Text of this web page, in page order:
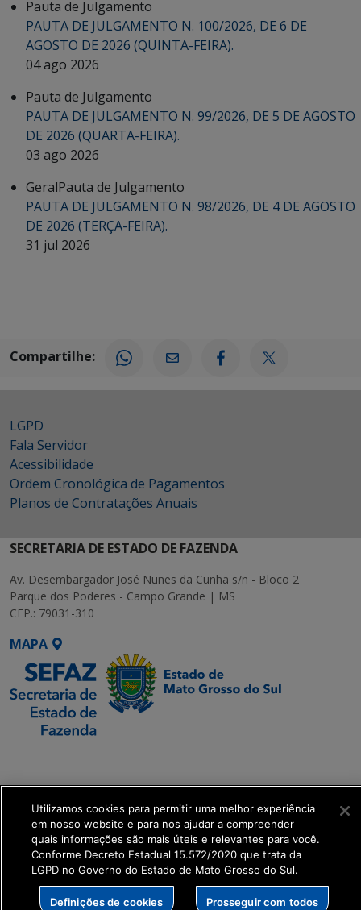
Pauta de Julgamento
PAUTA DE JULGAMENTO N. 100/2026, DE 6 DE
AGOSTO DE 2026 (QUINTA-FEIRA).
04 ago 2026
Pauta de Julgamento
PAUTA DE JULGAMENTO N. 99/2026, DE 5 DE AGOSTO
DE 2026 (QUARTA-FEIRA).
03 ago 2026
GeralPauta de Julgamento
PAUTA DE JULGAMENTO N. 98/2026, DE 4 DE AGOSTO
DE 2026 (TERÇA-FEIRA).
31 jul 2026
Compartilhe:
LGPD
Fala Servidor
Acessibilidade
Ordem Cronológica de Pagamentos
Planos de Contratações Anuais
SECRETARIA DE ESTADO DE FAZENDA
Av. Desembargador José Nunes da Cunha s/n - Bloco 2
Parque dos Poderes - Campo Grande | MS
CEP.: 79031-310
MAPA
get_footer();
Utilizamos cookies para permitir uma melhor experiência
em nosso website e para nos ajudar a compreender
quais informações são mais úteis e relevantes para você.
Conforme Decreto Estadual 15.572/2020 que trata da
LGPD no Governo do Estado de Mato Grosso do Sul.
Definições de cookies Prosseguir com todos